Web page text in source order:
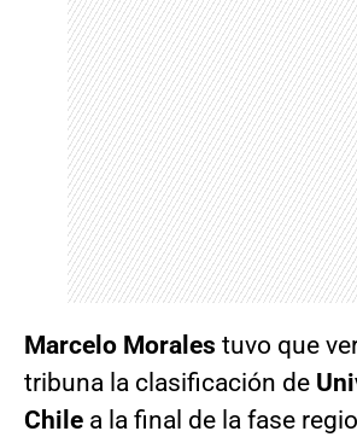
Marcelo Morales tuvo que
tribuna la clasificación de
Chile a la final de la fase